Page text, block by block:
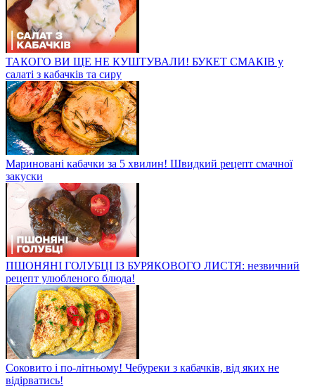
ТАКОГО ВИ ЩЕ НЕ КУШТУВАЛИ! БУКЕТ СМАКІВ у
салаті з кабачків та сиру
Мариновані кабачки за 5 хвилин! Швидкий рецепт смачної
закуски
ПШОНЯНІ ГОЛУБЦІ ІЗ БУРЯКОВОГО ЛИСТЯ: незвичний
рецепт улюбленого блюда!
Соковито і по-літньому! Чебуреки з кабачків, від яких не
відірватись!